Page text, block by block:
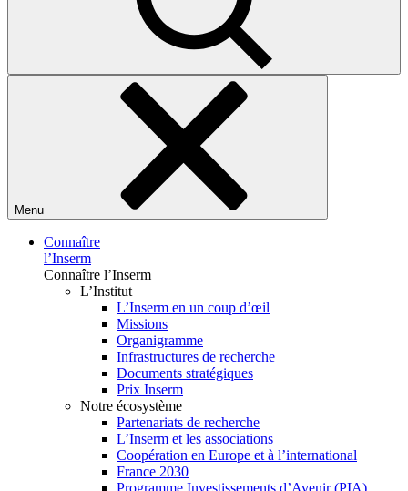
Menu
Connaître
l’Inserm
Connaître l’Inserm
L’Institut
L’Inserm en un coup d’œil
Missions
Organigramme
Infrastructures de recherche
Documents stratégiques
Prix Inserm
Notre écosystème
Partenariats de recherche
L’Inserm et les associations
Coopération en Europe et à l’international
France 2030
Programme Investissements d’Avenir (PIA)